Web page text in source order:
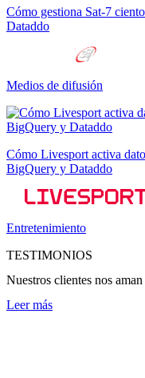
Cómo gestiona Sat-7
Dataddo
Medios de difusión
Cómo Livesport activa
BigQuery y Dataddo
Entretenimiento
TESTIMONIOS
Nuestros clientes nos aman
Leer más